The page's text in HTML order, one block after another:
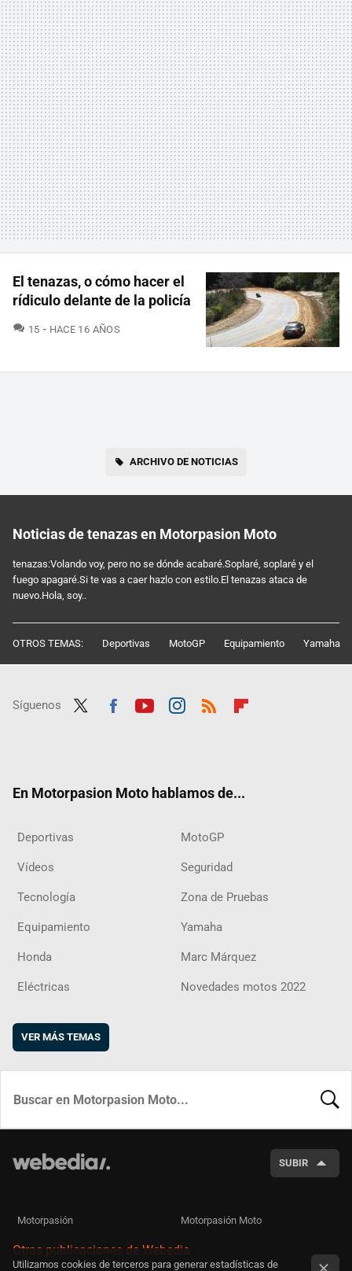
El tenazas, o cómo hacer el
rídiculo delante de la policía
15 COMENTARIOS
HACE 16 AÑOS
ARCHIVO DE NOTICIAS
Noticias de tenazas en Motorpasion Moto
tenazas:Volando voy, pero no se dónde acabaré.Soplaré, soplaré y el
fuego apagaré.Si te vas a caer hazlo con estilo.El tenazas ataca de
nuevo.Hola, soy..
OTROS TEMAS: Deportivas MotoGP Equipamiento Yamaha
Síguenos
En Motorpasion Moto hablamos de...
Deportivas MotoGP
Vídeos Seguridad
Tecnología Zona de Pruebas
Equipamiento Yamaha
Honda Marc Márquez
Eléctricas Novedades motos 2022
VER MÁS TEMAS
SUBIR
Motorpasión Motorpasión Moto
Otras publicaciones de Webedia
Utilizamos cookies de terceros para generar estadísticas de